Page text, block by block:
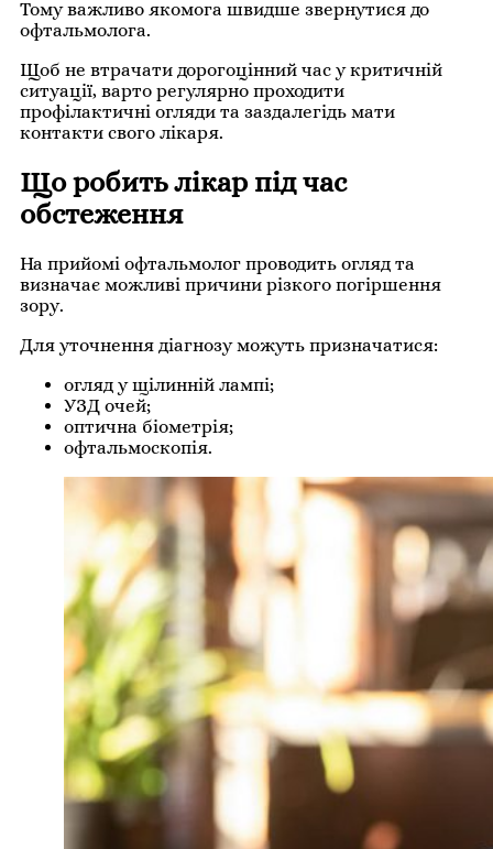
Тому важливо якомога швидше звернутися до
офтальмолога.
Щоб не втрачати дорогоцінний час у критичній
ситуації, варто регулярно проходити
профілактичні огляди та заздалегідь мати
контакти свого лікаря.
Що робить лікар під час
обстеження
На прийомі офтальмолог проводить огляд та
визначає можливі причини різкого погіршення
зору.
Для уточнення діагнозу можуть призначатися:
огляд у щілинній лампі;
УЗД очей;
оптична біометрія;
офтальмоскопія.